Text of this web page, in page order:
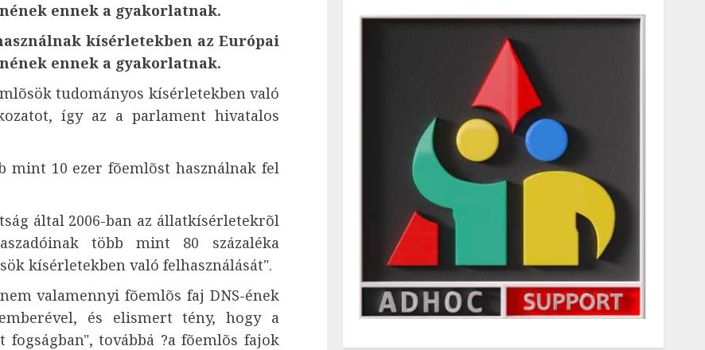
ennek a gyakorlatnak.
kísérletekben az Európai
ennek a gyakorlatnak.
tudományos kísérletekben való
így az a parlament hivatalos
mint 10 ezer fõemlõst használnak fel
által 2006-ban az állatkísérletekrõl
több mint 80 százaléka
kísérletekben való felhasználását".
valamennyi fõemlõs faj DNS-ének
és elismert tény, hogy a
továbbá ?a fõemlõs fajok